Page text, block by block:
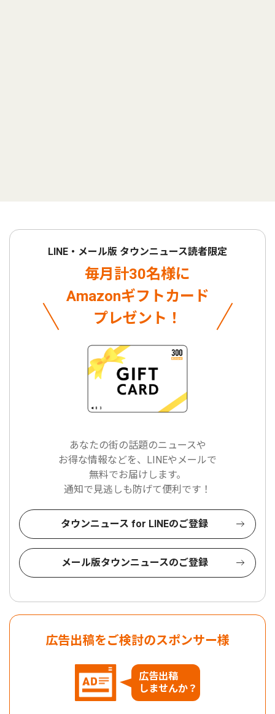
LINE・メール版 タウンニュース読者限定
毎月計30名様に
Amazonギフトカード
プレゼント！
あなたの街の話題のニュースや
お得な情報などを、LINEやメールで
無料でお届けします。
通知で見逃しも防げて便利です！
タウンニュース for LINEのご登録
メール版タウンニュースのご登録
広告出稿をご検討のスポンサー様
広告出稿
しませんか？